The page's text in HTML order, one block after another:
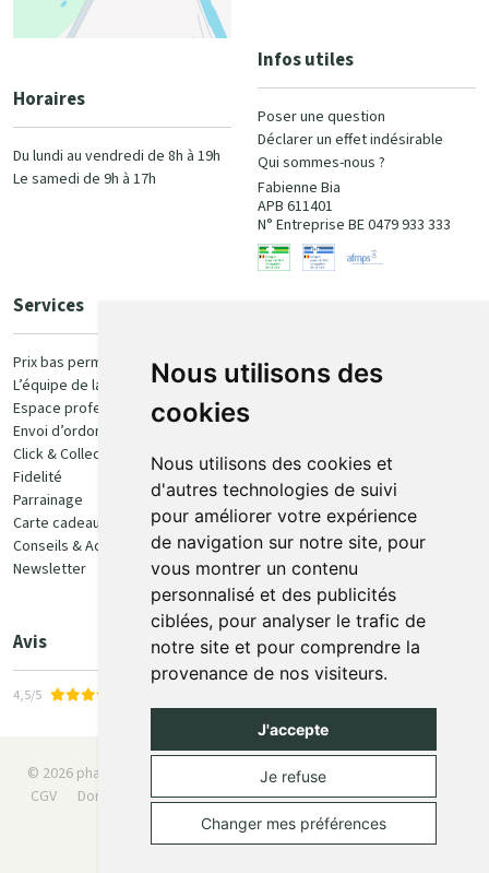
Nous utilisons des
cookies
Nous utilisons des cookies et
d'autres technologies de suivi
pour améliorer votre expérience
de navigation sur notre site, pour
vous montrer un contenu
personnalisé et des publicités
ciblées, pour analyser le trafic de
notre site et pour comprendre la
provenance de nos visiteurs.
J'accepte
Je refuse
Changer mes préférences
Horaires
Du lundi au vendredi de 8h à 19h
Le samedi de 9h à 17h
Infos utiles
Poser une question
Déclarer un effet indésirable
Qui sommes-nous ?
Fabienne Bia
APB 611401
N° Entreprise BE 0479 933 333
Services
Prix bas permanent
L’équipe de la pharmacie
Espace professionnel
Envoi d’ordonnance
Click & Collect
Fidelité
Parrainage
Carte cadeau
Conseils & Actualités
Newsletter
Avis
4,5/5
100% sécurisé
Retrait et livraison
Retrait en Click & Collect
Livraison à domicile
Livraison en Point Relais
© 2026 pharmaone.be Tous droits réservés
CGV
Données personnelles Cookies
Préférences Cookies
Apotekisto